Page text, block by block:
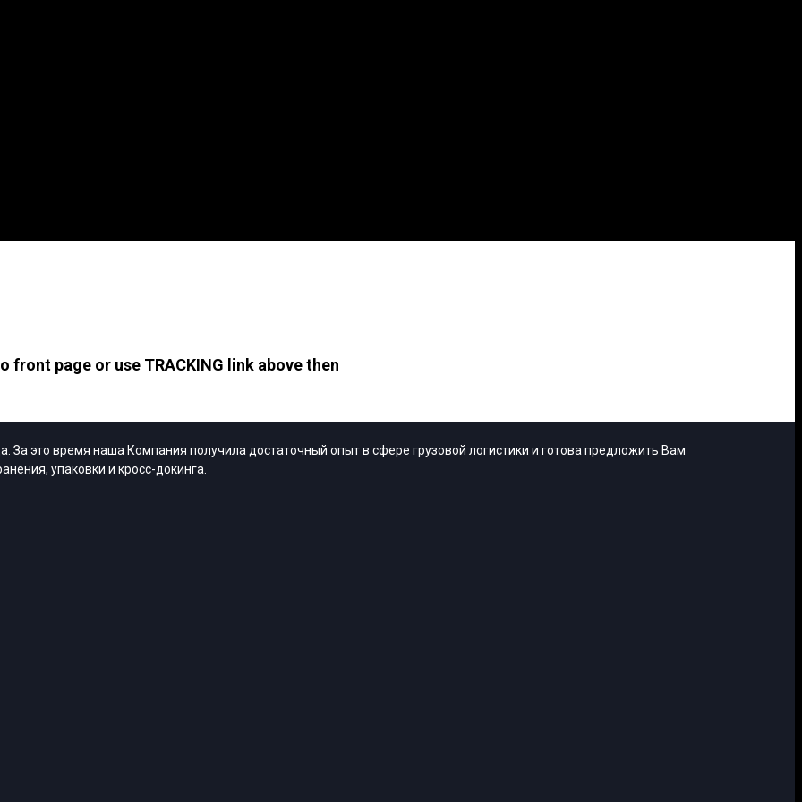
page or use TRACKING link above then
это время наша Компания получила достаточный опыт в сфере грузовой логистики и готова предложить Вам
упаковки и кросс-докинга.